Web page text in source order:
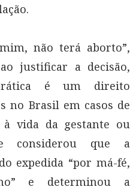
não terá aborto”,
justificar a decisão,
é um direito
no Brasil em casos de
vida da gestante ou
considerou que a
expedida “por má-fé,
e determinou a